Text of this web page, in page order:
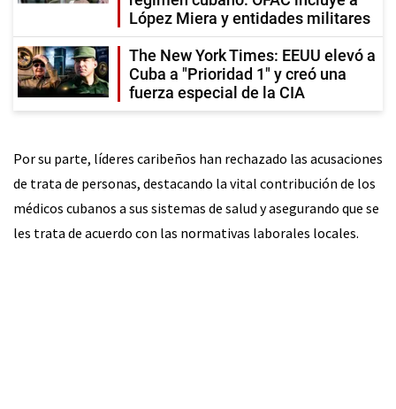
López Miera y entidades militares
The New York Times: EEUU elevó a
Cuba a "Prioridad 1" y creó una
fuerza especial de la CIA
Por su parte, líderes caribeños han rechazado las acusaciones
de trata de personas, destacando la vital contribución de los
médicos cubanos a sus sistemas de salud y asegurando que se
les trata de acuerdo con las normativas laborales locales.